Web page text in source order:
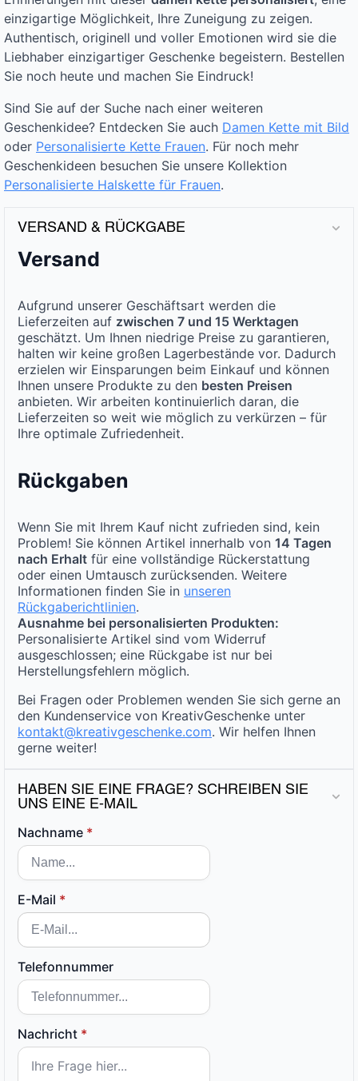
einzigartige Möglichkeit, Ihre Zuneigung zu zeigen.
Authentisch, originell und voller Emotionen wird sie die
Liebhaber einzigartiger Geschenke begeistern. Bestellen
Sie noch heute und machen Sie Eindruck!
Sind Sie auf der Suche nach einer weiteren
Geschenkidee? Entdecken Sie auch Damen Kette mit Bild
oder Personalisierte Kette Frauen. Für noch mehr
Geschenkideen besuchen Sie unsere Kollektion
Personalisierte Halskette für Frauen.
VERSAND & RÜCKGABE
Versand
Aufgrund unserer Geschäftsart werden die
Lieferzeiten auf zwischen 7 und 15 Werktagen
geschätzt. Um Ihnen niedrige Preise zu garantieren,
halten wir keine großen Lagerbestände vor. Dadurch
erzielen wir Einsparungen beim Einkauf und können
Ihnen unsere Produkte zu den besten Preisen
anbieten. Wir arbeiten kontinuierlich daran, die
Lieferzeiten so weit wie möglich zu verkürzen – für
Ihre optimale Zufriedenheit.
Rückgaben
Wenn Sie mit Ihrem Kauf nicht zufrieden sind, kein
Problem! Sie können Artikel innerhalb von 14 Tagen
nach Erhalt für eine vollständige Rückerstattung
oder einen Umtausch zurücksenden. Weitere
Informationen finden Sie in unseren
Rückgaberichtlinien.
Ausnahme bei personalisierten Produkten:
Personalisierte Artikel sind vom Widerruf
ausgeschlossen; eine Rückgabe ist nur bei
Herstellungsfehlern möglich.
Bei Fragen oder Problemen wenden Sie sich gerne an
den Kundenservice von KreativGeschenke unter
kontakt@kreativgeschenke.com. Wir helfen Ihnen
gerne weiter!
HABEN SIE EINE FRAGE? SCHREIBEN SIE
UNS EINE E-MAIL
Nachname *
E-Mail *
Telefonnummer
Nachricht *